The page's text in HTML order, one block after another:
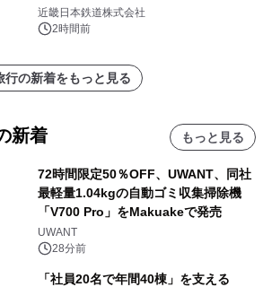
近畿日本鉄道株式会社
2時間前
行の新着をもっと見る
新着 もっと見る
72時間限定50％OFF、UWANT、同社
最軽量1.04kgの自動ゴミ収集掃除機
「V700 Pro」をMakuakeで発売
UWANT
28分前
「社員20名で年間40棟」を支える